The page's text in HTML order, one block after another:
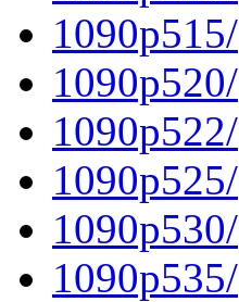
1090p515/
1090p520/
1090p522/
1090p525/
1090p530/
1090p535/